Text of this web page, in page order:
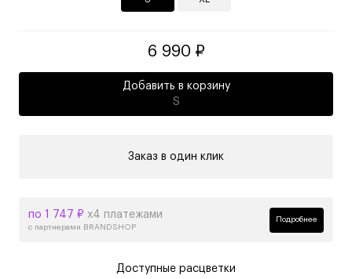
6 990 ₽
Добавить в корзину
S
Заказ в один клик
по 1 747 ₽ х4 платежами
с партнерами BRANDSHOP
Подробнее
Доступные расцветки